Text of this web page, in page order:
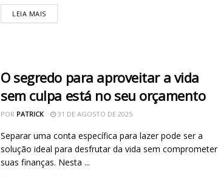
LEIA MAIS
O segredo para aproveitar a vida
sem culpa está no seu orçamento
POR PATRICK 31 DE AGOSTO DE 2025
Separar uma conta específica para lazer pode ser a
solução ideal para desfrutar da vida sem comprometer
suas finanças. Nesta ...